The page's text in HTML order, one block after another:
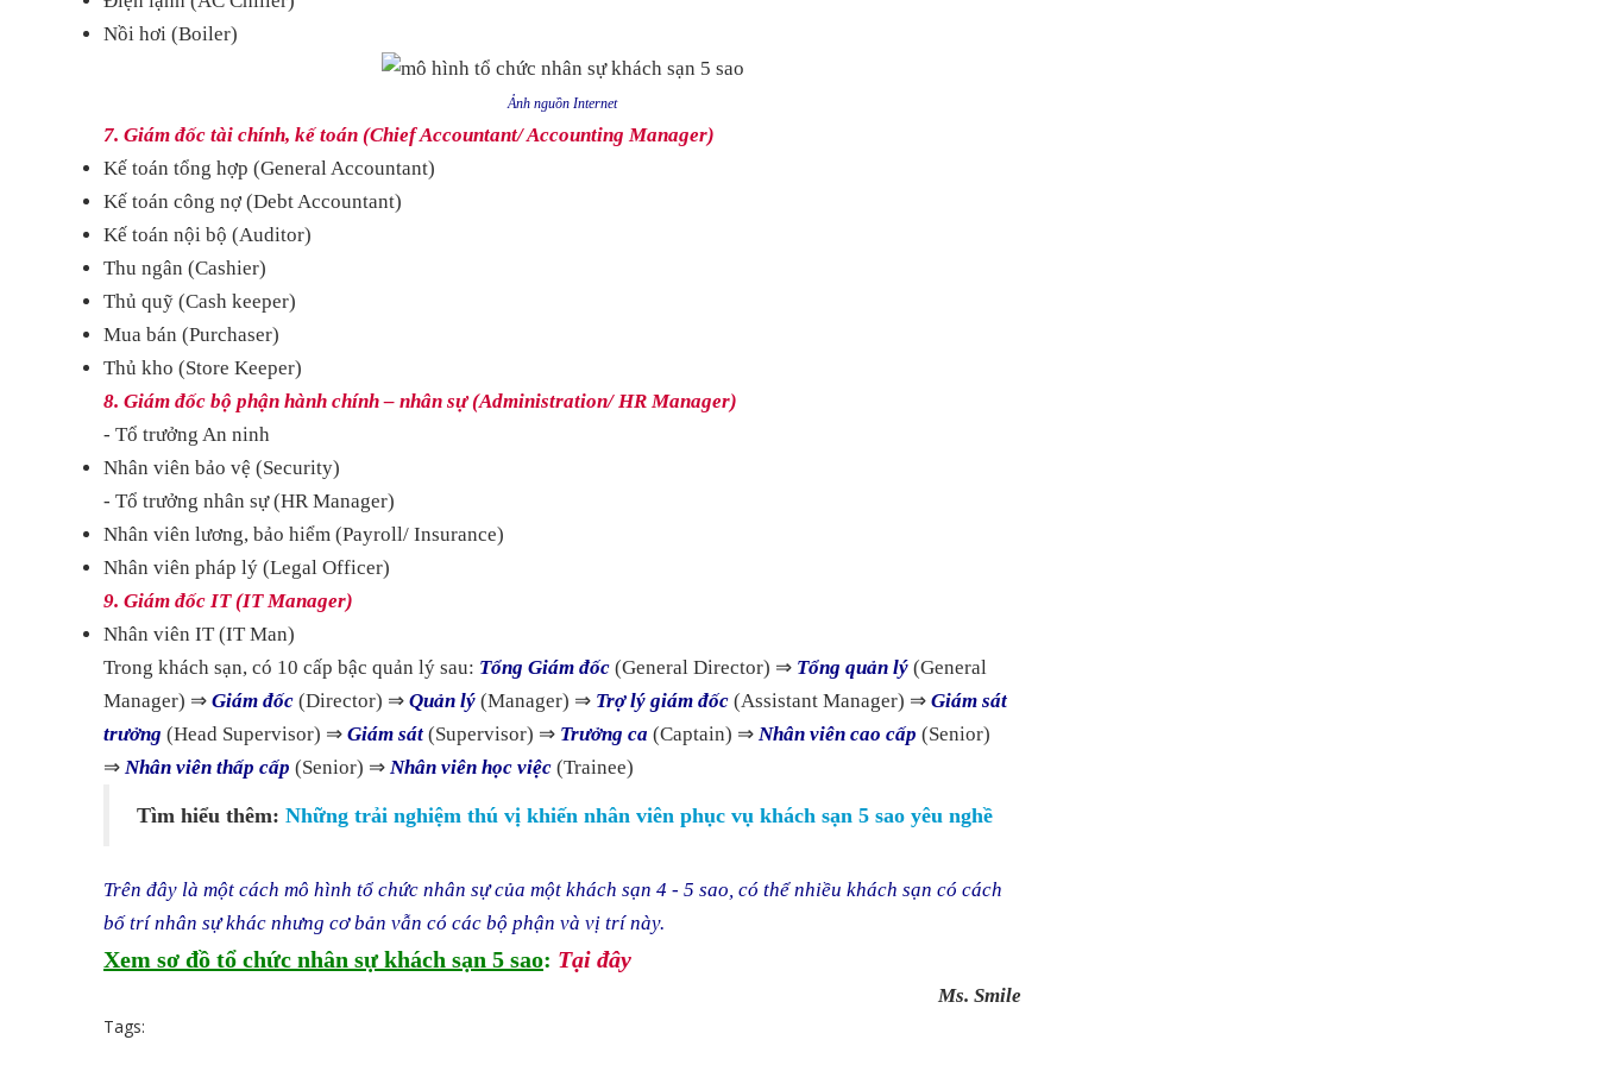
Nồi hơi (Boiler)
Ảnh nguồn Internet
7. Giám đốc tài chính, kế toán (Chief Accountant/ Accounting Manager)
Kế toán tổng hợp (General Accountant)
Kế toán công nợ (Debt Accountant)
Kế toán nội bộ (Auditor)
Thu ngân (Cashier)
Thủ quỹ (Cash keeper)
Mua bán (Purchaser)
Thủ kho (Store Keeper)
8. Giám đốc bộ phận hành chính – nhân sự (Administration/ HR Manager)
- Tổ trưởng An ninh
Nhân viên bảo vệ (Security)
- Tổ trưởng nhân sự (HR Manager)
Nhân viên lương, bảo hiểm (Payroll/ Insurance)
Nhân viên pháp lý (Legal Officer)
9. Giám đốc IT (IT Manager)
Nhân viên IT (IT Man)
Trong khách sạn, có 10 cấp bậc quản lý sau: Tổng Giám đốc (General Director) ⇒ Tổng quản lý (General
Manager) ⇒ Giám đốc (Director) ⇒ Quản lý (Manager) ⇒ Trợ lý giám đốc (Assistant Manager) ⇒ Giám sát
trưởng (Head Supervisor) ⇒ Giám sát (Supervisor) ⇒ Trưởng ca (Captain) ⇒ Nhân viên cao cấp (Senior)
⇒ Nhân viên thấp cấp (Senior) ⇒​ Nhân viên học việc (Trainee)
Tìm hiểu thêm: Những trải nghiệm thú vị khiến nhân viên phục vụ khách sạn 5 sao yêu nghề
Trên đây là một cách mô hình tổ chức nhân sự của một khách sạn 4 - 5 sao, có thể nhiều khách sạn có cách
bố trí nhân sự khác nhưng cơ bản vẫn có các bộ phận và vị trí này.
Xem sơ đồ tổ chức nhân sự khách sạn 5 sao: Tại đây
Ms. Smile
Tags: